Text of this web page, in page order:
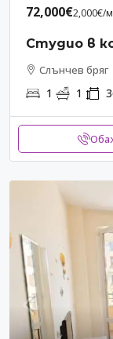
72,000€2,000€/
Студио в
Слънчев бряг
1 1